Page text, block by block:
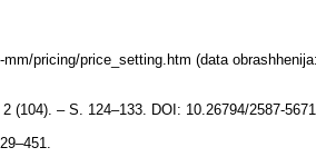
pricing/price_setting.htm (data
– S. 124–133. DOI: 10.26794/2587-